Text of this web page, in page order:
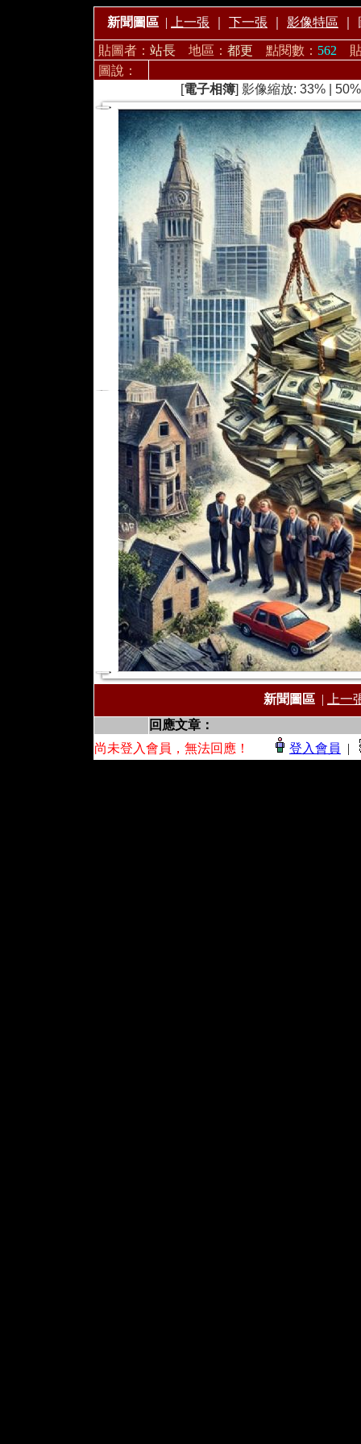
新聞圖區 | 上一張 下一張 影像特區
貼圖者： 站長 地區： 都更 點閱數： 562
圖說：
[電子相簿] 影像縮放: 33% 50%
新聞圖區 |
上一
回應文章：
尚未登入會員，無法回應！
登入會員 |